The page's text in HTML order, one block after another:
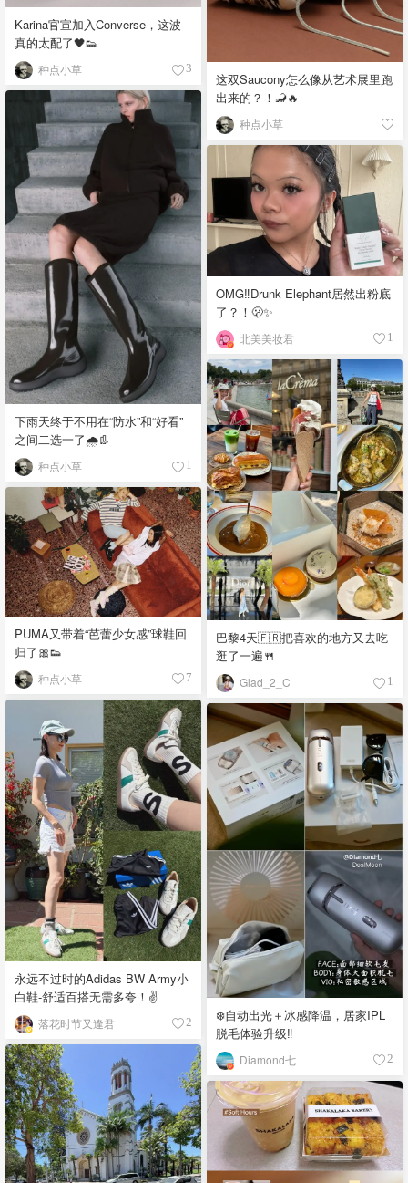
Karina官宣加入Converse，这波
真的太配了🖤👟
种点小草 3
这双Saucony怎么像从艺术展里跑
出来的？！🦂🔥
种点小草
下雨天终于不用在“防水”和“好看”
之间二选一了🌧️👢
种点小草 1
OMG‼️Drunk Elephant居然出粉底
了？！🫢✨
北美美妆君 1
巴黎4天🇫🇷把喜欢的地方又去吃
逛了一遍🍴
Glad_2_C 1
PUMA又带着“芭蕾少女感”球鞋回
归了🎀👟
种点小草 7
永远不过时的Adidas BW Army小
白鞋-舒适百搭无需多夸！✌️
落花时节又逢君 2
❄️自动出光＋冰感降温，居家IPL
脱毛体验升级‼️
Diamond七 2